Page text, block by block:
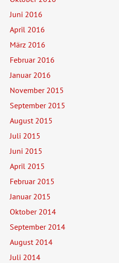
Juni 2016
April 2016
März 2016
Februar 2016
Januar 2016
November 2015
September 2015
August 2015
Juli 2015
Juni 2015
April 2015
Februar 2015
Januar 2015
Oktober 2014
September 2014
August 2014
Juli 2014